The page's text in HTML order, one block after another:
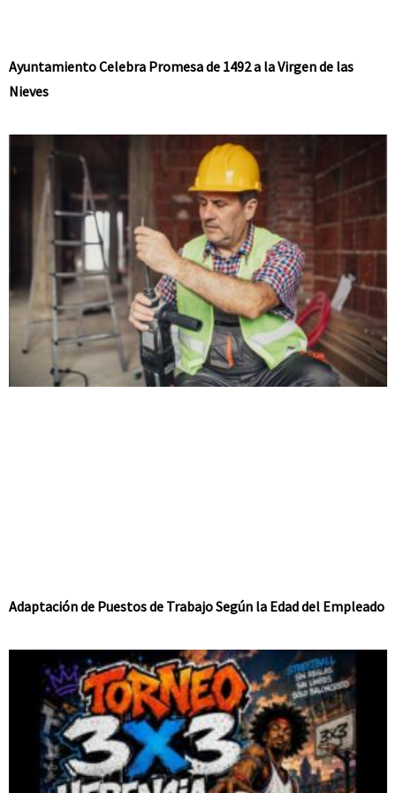
Ayuntamiento Celebra Promesa de 1492 a la Virgen de las
Nieves
Adaptación de Puestos de Trabajo Según la Edad del Empleado